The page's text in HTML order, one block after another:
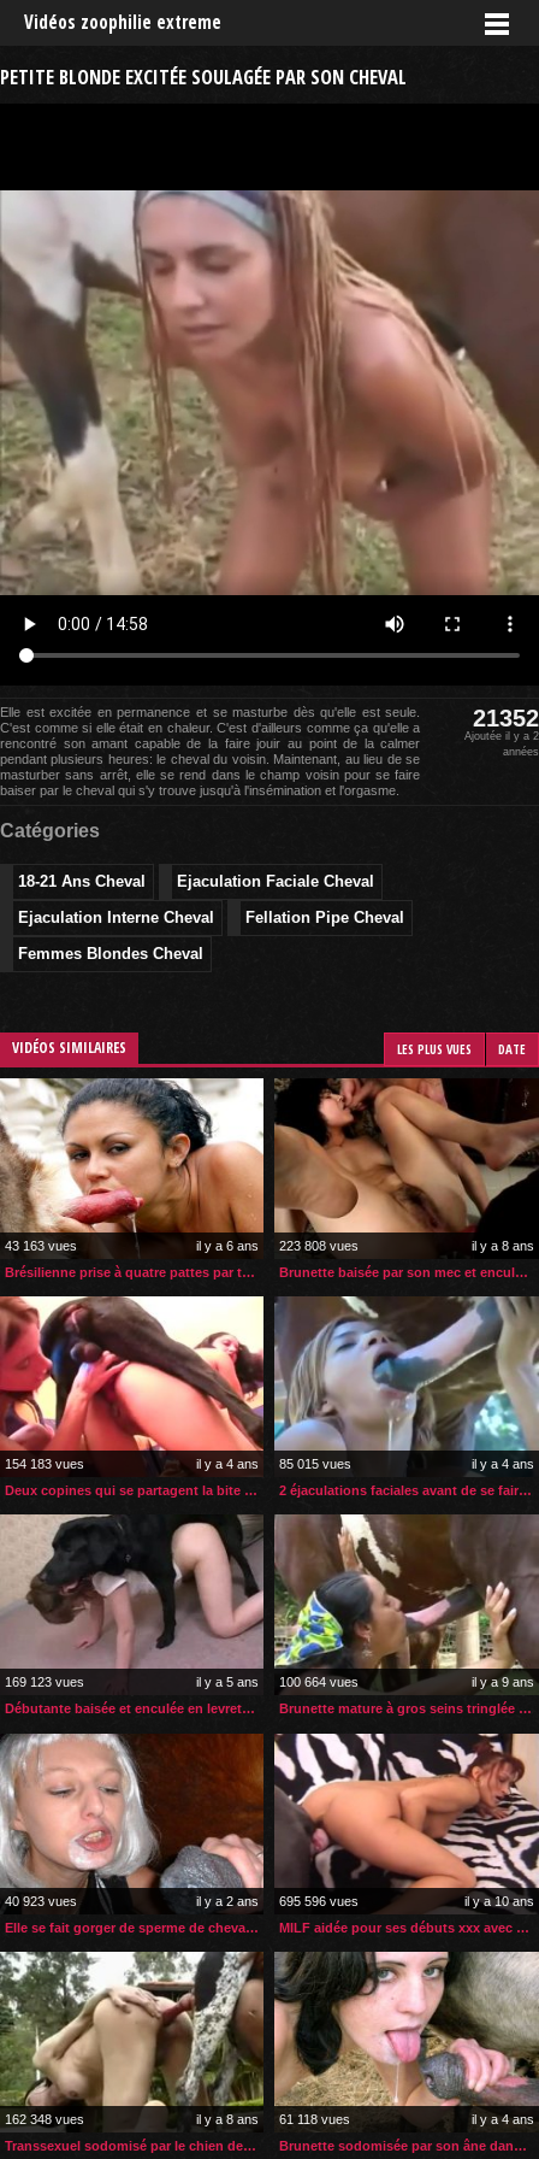
Vidéos zoophilie extreme
PETITE BLONDE EXCITÉE SOULAGÉE PAR SON CHEVAL
Elle est excitée en permanence et se masturbe dès qu'elle est seule.
C'est comme si elle était en chaleur. C'est d'ailleurs comme ça qu'elle a
rencontré son amant capable de la faire jouir au point de la calmer
pendant plusieurs heures: le cheval du voisin. Maintenant, au lieu de se
masturber sans arrêt, elle se rend dans le champ voisin pour se faire
baiser par le cheval qui s'y trouve jusqu'à l'insémination et l'orgasme.
21352
Ajoutée il y a 2
années
Catégories
18-21 Ans Cheval
Ejaculation Faciale Cheval
Ejaculation Interne Cheval
Fellation Pipe Cheval
Femmes Blondes Cheval
VIDÉOS SIMILAIRES LES PLUS VUES DATE
43 163 vues
il y a 6 ans
Brésilienne prise à quatre pattes par tous les trous
223 808 vues
il y a 8 ans
Brunette baisée par son mec et enculée par son chien
154 183 vues
il y a 4 ans
Deux copines qui se partagent la bite et le sperme du chien
85 015 vues
il y a 4 ans
2 éjaculations faciales avant de se faire baiser par son cheval
169 123 vues
il y a 5 ans
Débutante baisée et enculée en levrette par son chien
100 664 vues
il y a 9 ans
Brunette mature à gros seins tringlée par son cheval
40 923 vues
il y a 2 ans
Elle se fait gorger de sperme de cheval à chaque fois
695 596 vues
il y a 10 ans
MILF aidée pour ses débuts xxx avec son chien
162 348 vues
il y a 8 ans
Transsexuel sodomisé par le chien de sa copine
61 118 vues
il y a 4 ans
Brunette sodomisée par son âne dans la cour de la ferme